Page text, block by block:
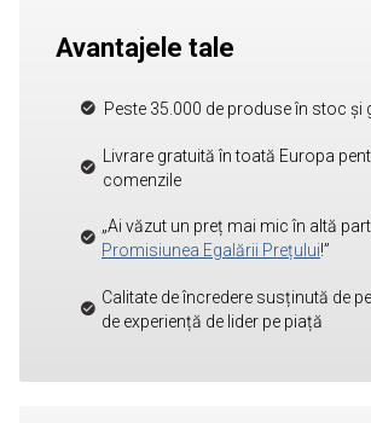
Avantajele tale
Peste 35.000 de produse în stoc și
Livrare gratuită în toată Europa
comenzile
„Ai văzut un preț mai mic în altă
Promisiunea Egalării Prețului!”
Calitate de încredere susținută de
de experiență de lider pe piață